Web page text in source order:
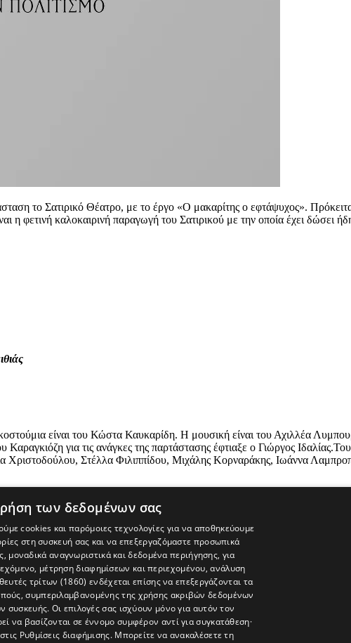
το Σατιρικό Θέατρο, με το έργο «Ο μακαρίτης ο εφτάψυχος».
φετινή καλοκαιρινή παραγωγή του Σατιρικού με την οποία έχει δώσει
είναι του Κώστα Καυκαρίδη. Η μουσική είναι του Αχιλλέα
για τις ανάγκες της παρτάστασης έφτιαξε ο Γιώργος
Στέλλα Φιλιππίδου, Μιχάλης Κορναράκης, Ιωάννα
των δεδομένων σας
cookies και παρόμοιες τεχνολογίες για να αποθηκεύουμε
στη συσκευή σας και να επεξεργαζόμαστε προσωπικά
αναγνωριστικά και δεδομένα περιήγησης, για
μέτρηση διαφημίσεων και περιεχομένου, ανάλυση
τρίτων (1860) ενδέχεται επίσης να επεξεργάζονται τα
συμπεριλαμβανομένης της χρήσης ακριβών δεδομένων
συσκευής. Οι επιλογές σας ισχύουν μόνο για αυτόν τον
να βασίζονται σε έννομο συμφέρον αντί για συγκατάθεση·
Ρυθμίσεις διαφήμισης. Μπορείτε να ανακαλέσετε τη